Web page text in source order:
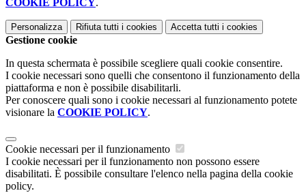
COOKIE POLICY.
Personalizza Rifiuta tutti i cookies Accetta tutti i cookies
Gestione cookie
In questa schermata è possibile scegliere quali cookie consentire.
I cookie necessari sono quelli che consentono il funzionamento della
piattaforma e non è possibile disabilitarli.
Per conoscere quali sono i cookie necessari al funzionamento potete
visionare la COOKIE POLICY.
Cookie necessari per il funzionamento
I cookie necessari per il funzionamento non possono essere
disabilitati. È possibile consultare l'elenco nella pagina della cookie
policy.